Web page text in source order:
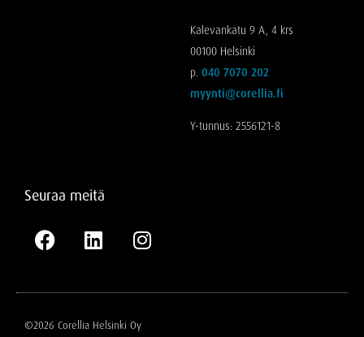
Kalevankatu 9 A, 4 krs
00100 Helsinki
p. 040 7070 202
myynti@corellia.fi
Y-tunnus: 2556121-8
Seuraa meitä
©2026 Corellia Helsinki Oy